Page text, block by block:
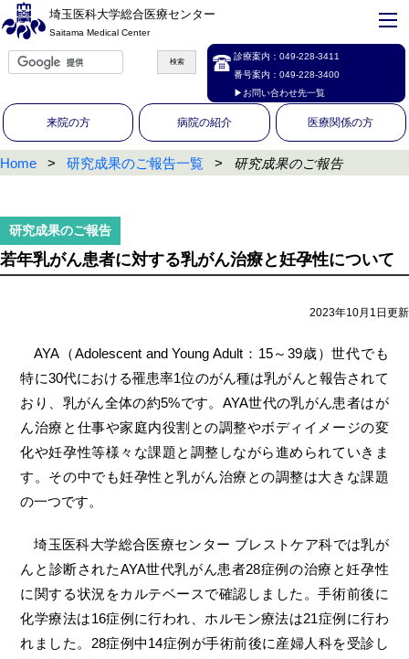
埼玉医科大学総合医療センター
Saitama Medical Center
診療案内：049-228-3411
番号案内：049-228-3400
▶お問い合わせ先一覧
来院の方 病院の紹介 医療関係の方
Home 研究成果のご報告一覧 研究成果のご報告
若年乳がん患者に対する乳がん治療と妊孕性について
2023年10月1日更新
AYA（Adolescent and Young Adult：15～39歳）世代でも
特に30代における罹患率1位のがん種は乳がんと報告されて
おり、乳がん全体の約5%です。AYA世代の乳がん患者はが
ん治療と仕事や家庭内役割との調整やボディイメージの変
化や妊孕性等様々な課題と調整しながら進められていきま
す。その中でも妊孕性と乳がん治療との調整は大きな課題
の一つです。
埼玉医科大学総合医療センター ブレストケア科では乳が
んと診断されたAYA世代乳がん患者28症例の治療と妊孕性
に関する状況をカルテベースで確認しました。手術前後に
化学療法は16症例に行われ、ホルモン療法は21症例に行わ
れました。28症例中14症例が手術前後に産婦人科を受診し